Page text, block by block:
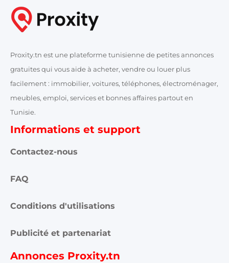
Proxity.tn est une plateforme tunisienne de petites annonces
gratuites qui vous aide à acheter, vendre ou louer plus
facilement : immobilier, voitures, téléphones, électroménager,
meubles, emploi, services et bonnes affaires partout en
Tunisie.
Informations et support
Contactez-nous
FAQ
Conditions d'utilisations
Publicité et partenariat
Annonces Proxity.tn